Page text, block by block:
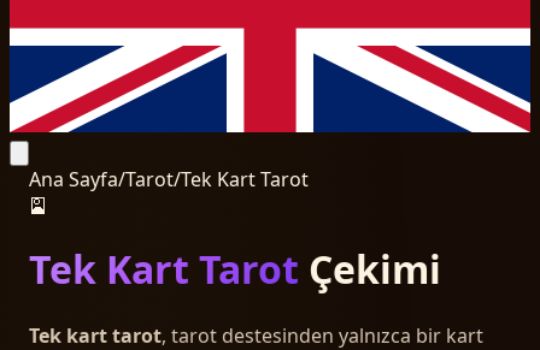
Ana Sayfa/Tarot/Tek Kart Tarot
🎴
Tek Kart Tarot Çekimi
Tek kart tarot, tarot destesinden yalnızca bir kart